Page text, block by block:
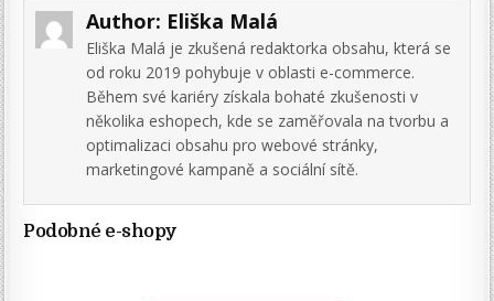
Author: Eliška Malá
Eliška Malá je zkušená redaktorka obsahu, která se
od roku 2019 pohybuje v oblasti e-commerce.
Během své kariéry získala bohaté zkušenosti v
několika eshopech, kde se zaměřovala na tvorbu a
optimalizaci obsahu pro webové stránky,
marketingové kampaně a sociální sítě.
Podobné e-shopy